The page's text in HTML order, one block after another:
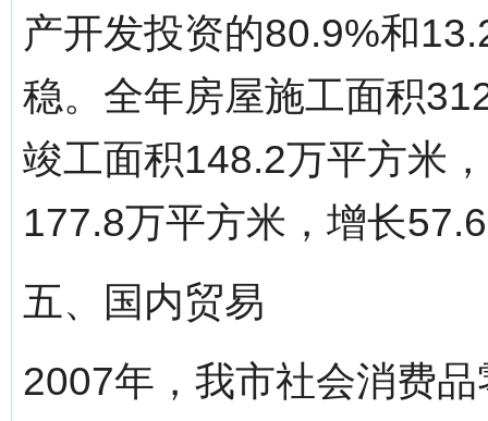
产开发投资的80.9%和
稳。全年房屋施工面积
竣工面积148.2万平方米
177.8万平方米，增长
五、国内贸易
2007年，我市社会消费